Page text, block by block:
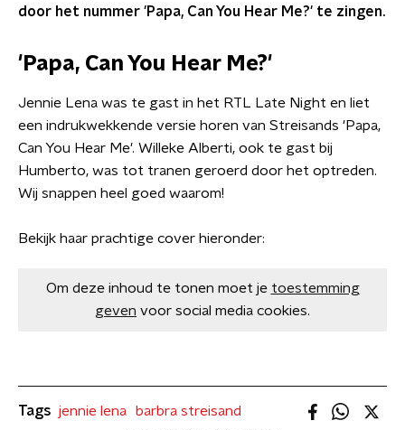
door het nummer 'Papa, Can You Hear Me?' te zingen.
'Papa, Can You Hear Me?'
Jennie Lena was te gast in het RTL Late Night en liet
een indrukwekkende versie horen van Streisands 'Papa,
Can You Hear Me'. Willeke Alberti, ook te gast bij
Humberto, was tot tranen geroerd door het optreden.
Wij snappen heel goed waarom!
Bekijk haar prachtige cover hieronder:
Om deze inhoud te tonen moet je toestemming
geven voor social media cookies.
Tags jennie lena
barbra streisand